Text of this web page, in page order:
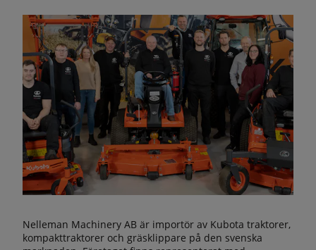
Nelleman Machinery AB är importör av Kubota traktorer,
kompakttraktorer och gräsklippare på den svenska